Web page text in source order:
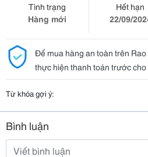
Tình trạng
Hàng mới
Hết hạn
22/09/
Để mua hàng an toàn trên
thực hiện thanh toán trước
Từ khóa gợi ý:
Bình luận